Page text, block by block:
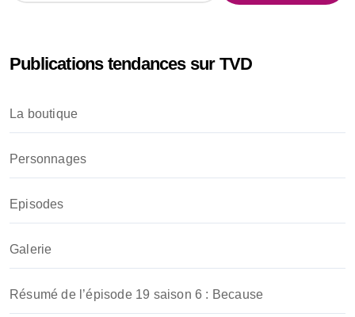
r
e
r
:
Publications tendances sur TVD
La boutique
Personnages
Episodes
Galerie
Résumé de l’épisode 19 saison 6 : Because